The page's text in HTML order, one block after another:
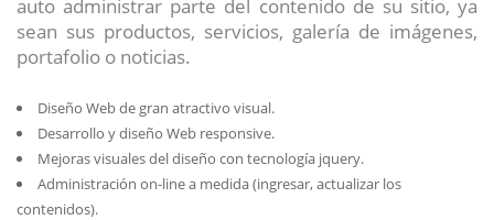
auto administrar parte del contenido de su sitio, ya
sean sus productos, servicios, galería de imágenes,
portafolio o noticias.
Diseño Web de gran atractivo visual.
Desarrollo y diseño Web responsive.
Mejoras visuales del diseño con tecnología jquery.
Administración on-line a medida (ingresar, actualizar los
contenidos).